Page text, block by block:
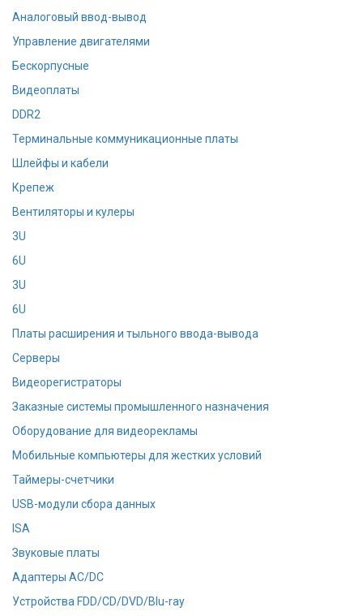
Аналоговый ввод-вывод
Управление двигателями
Бескорпусные
Видеоплаты
DDR2
Терминальные коммуникационные платы
Шлейфы и кабели
Крепеж
Вентиляторы и кулеры
3U
6U
3U
6U
Платы расширения и тыльного ввода-вывода
Серверы
Видеорегистраторы
Заказные системы промышленного назначения
Оборудование для видеорекламы
Мобильные компьютеры для жестких условий
Таймеры-счетчики
USB-модули сбора данных
ISA
Звуковые платы
Адаптеры AC/DC
Устройства FDD/CD/DVD/Blu-ray